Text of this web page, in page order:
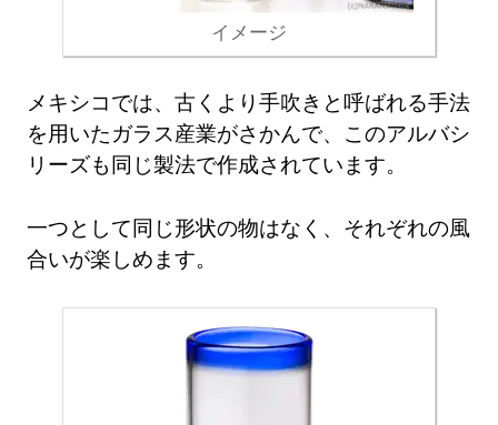
イメージ
メキシコでは、古くより手吹きと呼ばれる手法
を用いたガラス産業がさかんで、このアルバシ
リーズも同じ製法で作成されています。
一つとして同じ形状の物はなく、それぞれの風
合いが楽しめます。